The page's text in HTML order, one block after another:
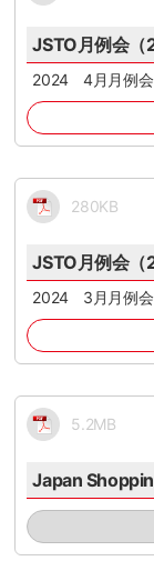
JSTO月例会
2024 4月月例会
280KB
JSTO月例会（
2024 3月月例会
5.2MB
Japan